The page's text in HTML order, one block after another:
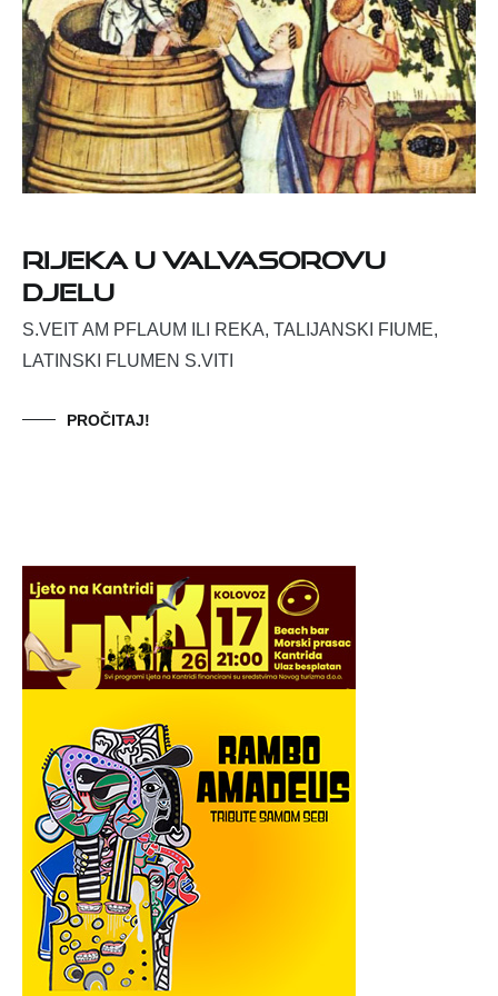
Rijeka u Valvasorovu
djelu
S.VEIT AM PFLAUM ILI REKA, TALIJANSKI FIUME,
LATINSKI FLUMEN S.VITI
PROČITAJ!